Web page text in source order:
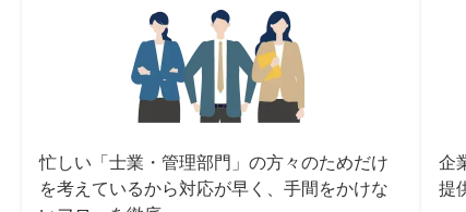
忙しい「士業・管理部門」の方々のためだけ
を考えているから対応が早く、手間をかけな
企
提